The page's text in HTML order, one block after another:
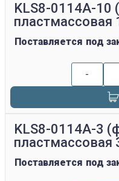
KLS8-0114A-10
Поставляется под
-
KLS8-0114A-3
пластмассовая
Поставляется под